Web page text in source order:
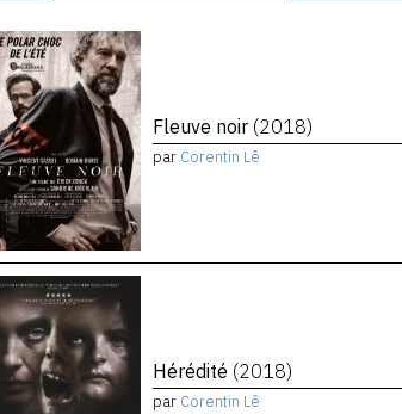
Fleuve noir (2018)
par Corentin Lê
Hérédité (2018)
par Corentin Lê